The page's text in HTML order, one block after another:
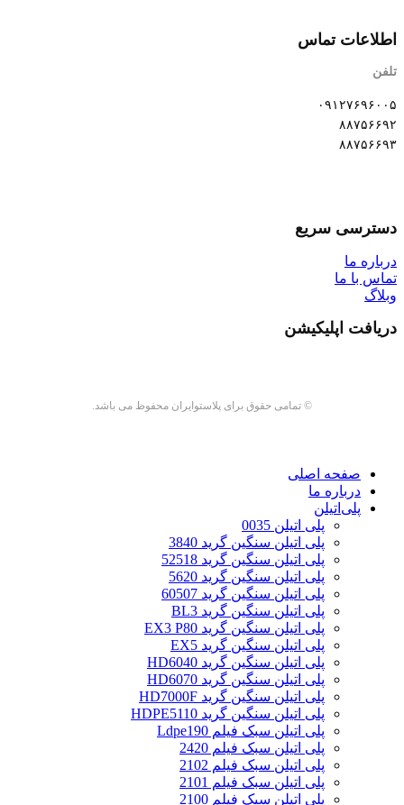
اطلاعات تماس
تلفن
۰۹۱۲۷۶۹۶۰۰۵
۸۸۷۵۶۶۹۲
۸۸۷۵۶۶۹۳
دسترسی سریع
درباره ما
تماس با ما
وبلاگ
دریافت اپلیکیشن
© تمامی حقوق برای پلاستوایران محفوظ می باشد.
صفحه اصلی
درباره ما
پلی‌اتیلن
پلی اتیلن 0035
پلی اتیلن سنگین گرید 3840
پلی اتیلن سنگین گرید 52518
پلی اتیلن سنگین گرید 5620
پلی اتیلن سنگین گرید 60507
پلی اتیلن سنگین گرید BL3
پلی اتیلن سنگین گرید EX3 P80
پلی اتیلن سنگین گرید EX5
پلی اتیلن سنگین گرید HD6040
پلی اتیلن سنگین گرید HD6070
پلی اتیلن سنگین گرید HD7000F
پلی اتیلن سنگین گرید HDPE5110
پلی اتیلن سبک فیلم Ldpe190
پلی اتیلن سبک فیلم 2420
پلی اتیلن سبک فیلم 2102
پلی اتیلن سبک فیلم 2101
پلی اتیلن سبک فیلم 2100